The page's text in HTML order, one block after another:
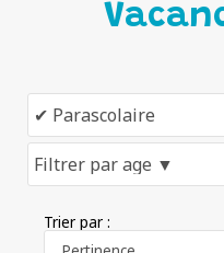
Trier par :